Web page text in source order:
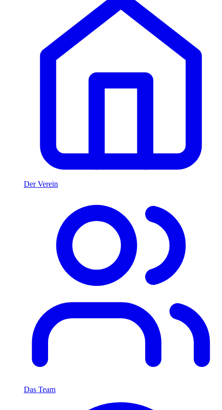
Der Verein
Das Team